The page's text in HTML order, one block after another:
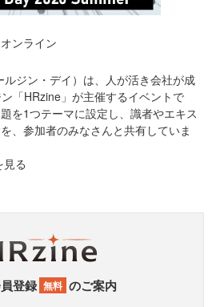
ンライン
ジン・デイ）は、人が活き会社が成
「HRzine」が主催するイベントで
を1つテーマに設定し、識者やエキス
、参加者のみなさんと共有していま
る
登録 無料 のご案内